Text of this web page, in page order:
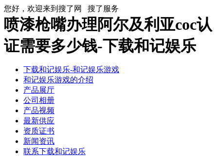
您好，欢迎来到搜了网 搜了服务
喷漆枪嘴办理阿尔及利亚coc认
证需要多少钱-下载和记娱乐
下载和记娱乐-和记娱乐游戏
和记娱乐游戏的介绍
产品展厅
公司相册
产品视频
最新供应
资质证书
新闻资讯
联系下载和记娱乐